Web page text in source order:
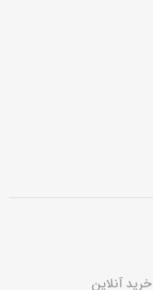
آنلاین